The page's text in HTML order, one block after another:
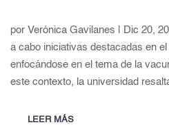
por Verónica Gavilanes | Dic 20,
a cabo iniciativas destacadas en
enfocándose en el tema de la
este contexto, la universidad
LEER MÁS